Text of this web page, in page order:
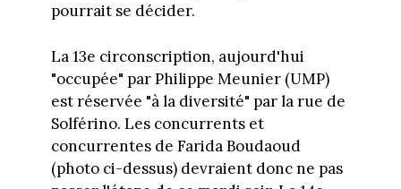
pourrait se décider.
La 13e circonscription, aujourd'hui
"occupée" par Philippe Meunier (UMP)
est réservée "à la diversité" par la rue de
Solférino. Les concurrents et
concurrentes de Farida Boudaoud
(photo ci-dessus) devraient donc ne pas